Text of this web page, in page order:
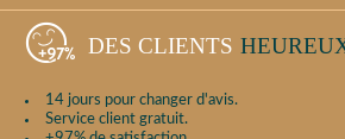
DES CLIENTS
14 jours pour changer d'avis.
Service client gratuit.